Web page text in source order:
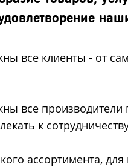
все клиенты - от
все
к
ассортимента,